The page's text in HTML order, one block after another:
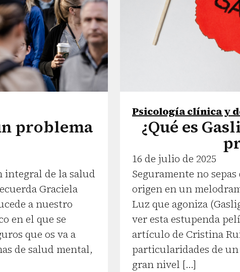
problema
integral de la salud
Graciela
a nuestro
en el que se
que os va a
de salud mental,
Psicología clínica y
¿Qué es
16 de julio de 2025
Seguramente no
origen en un
Luz que agoniza
ver esta estupenda
artículo de Cristina
particularidades de
gran nivel […]